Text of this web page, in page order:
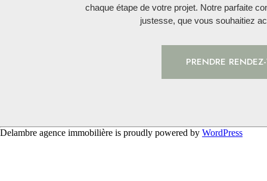
chaque étape de votre projet. Notre parfaite
justesse, que vous souhaitiez
PRENDRE
Delambre agence immobilière is proudly powered by WordPress